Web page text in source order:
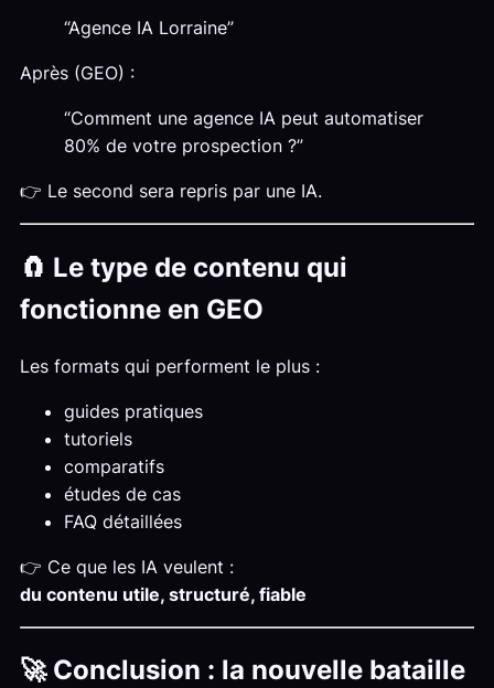
“Agence IA Lorraine”
Après (GEO) :
“Comment une agence IA peut automatiser
80% de votre prospection ?”
👉 Le second sera repris par une IA.
🧲 Le type de contenu qui
fonctionne en GEO
Les formats qui performent le plus :
guides pratiques
tutoriels
comparatifs
études de cas
FAQ détaillées
👉 Ce que les IA veulent :
du contenu utile, structuré, fiable
🚀 Conclusion : la nouvelle bataille